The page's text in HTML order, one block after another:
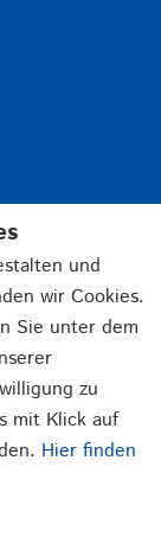
und
wir Cookies.
Sie unter dem
zu
mit Klick auf
Hier finden
Daten
und bestätigen